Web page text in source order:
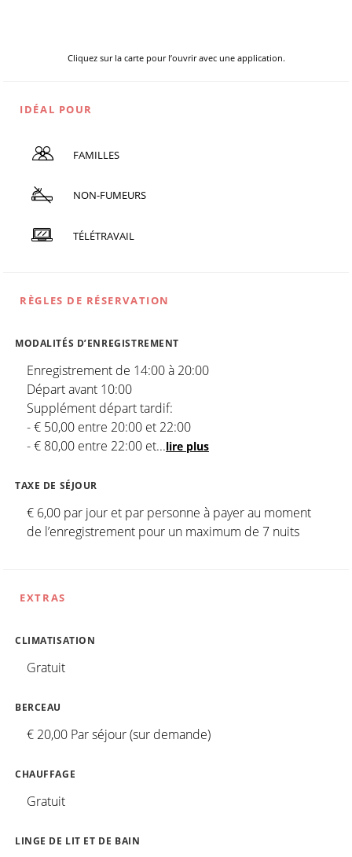
Cliquez sur la carte pour l’ouvrir avec une application.
IDÉAL POUR
FAMILLES
NON-FUMEURS
TÉLÉTRAVAIL
RÈGLES DE RÉSERVATION
MODALITÉS D’ENREGISTREMENT
Enregistrement de 14:00 à 20:00
Départ avant 10:00
Supplément départ tardif:
- € 50,00 entre 20:00 et 22:00
- € 80,00 entre 22:00 et...lire plus
TAXE DE SÉJOUR
€ 6,00 par jour et par personne à payer au moment
de l’enregistrement pour un maximum de 7 nuits
EXTRAS
CLIMATISATION
Gratuit
BERCEAU
€ 20,00 Par séjour (sur demande)
CHAUFFAGE
Gratuit
LINGE DE LIT ET DE BAIN